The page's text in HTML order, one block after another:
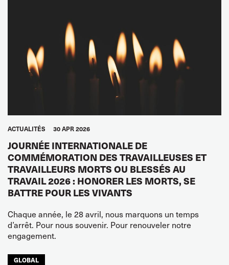
ACTUALITÉS 30 APR 2026
JOURNÉE INTERNATIONALE DE
COMMÉMORATION DES TRAVAILLEUSES ET
TRAVAILLEURS MORTS OU BLESSÉS AU
TRAVAIL 2026 : HONORER LES MORTS, SE
BATTRE POUR LES VIVANTS
Chaque année, le 28 avril, nous marquons un temps
d’arrêt. Pour nous souvenir. Pour renouveler notre
engagement.
GLOBAL